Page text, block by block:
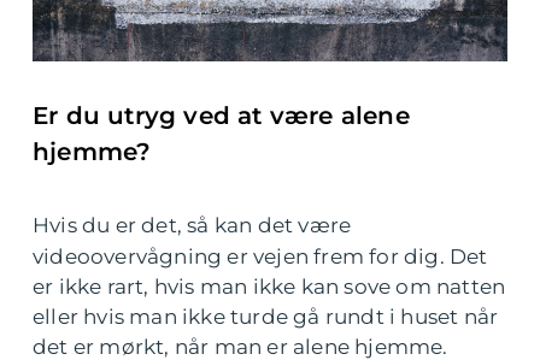
Er du utryg ved at være alene
hjemme?
Hvis du er det, så kan det være
videoovervågning er vejen frem for dig. Det
er ikke rart, hvis man ikke kan sove om natten
eller hvis man ikke turde gå rundt i huset når
det er mørkt, når man er alene hjemme.